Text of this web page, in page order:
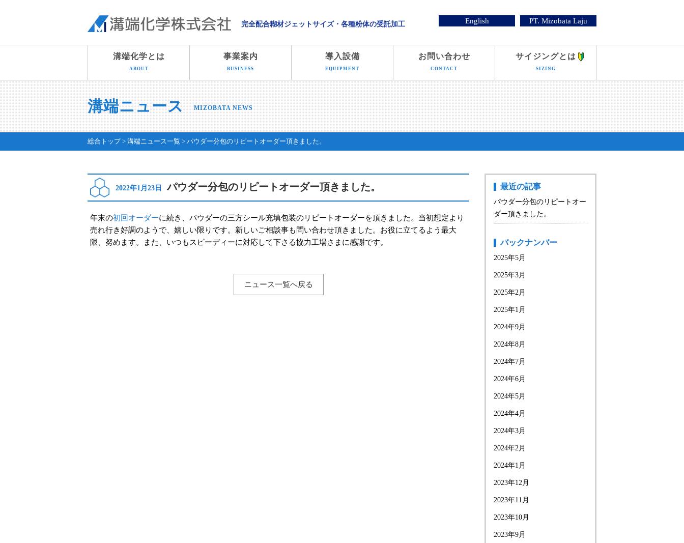
溝端化学株式会社
完全配合糊材ジェットサイズ・各種粉体の受託加工 PT. Mizobata Laju
English
溝端化学とは
ABOUT
事業案内
BUSINESS
導入設備
EQUIPMENT
お問い合わせ
CONTACT
サイジングとは
SIZING
溝端ニュース MIZOBATA NEWS
総合トップ 溝端ニュース一覧 パウダー分包のリピートオーダー頂きました。
2022年1月23日 パウダー分包のリピートオーダー頂きました。
年末の初回オーダーに続き、パウダーの三方シール充填包装のリピートオーダーを頂きました。 当初想定より
売れ行き好調のようで、嬉しい限りです。新しいご相談事も問い合わせ頂きました。お役に立てるよう最大
限、努めます。また、いつもスピーディーに対応して下さる協力工場さまに感謝です。
ニュース一覧へ戻る
最近の記事
パウダー分包のリピートオー
ダー頂きました。
バックナンバー
2025年5月
2025年3月
2025年2月
2025年1月
2024年9月
2024年8月
2024年7月
2024年6月
2024年5月
2024年4月
2024年3月
2024年2月
2024年1月
2023年12月
2023年11月
2023年10月
2023年9月